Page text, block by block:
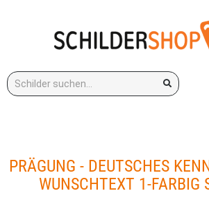
Stichwort:
PRÄGUNG - DEUTSCHES
WUNSCHTEXT 1-FARBIG